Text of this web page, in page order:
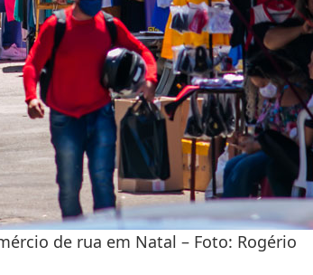
de rua em Natal – Foto: Rogério